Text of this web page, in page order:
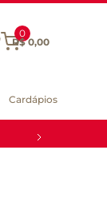
0
R$ 0,00
Cardápios